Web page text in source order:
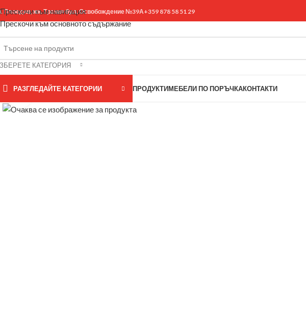
Прескочи към навигация
Прескочи към основното съдържание
Пловдив, жк. Тракия бул. Освобождение №39А+359 878 58 51 29
КАТЕГОРИЯ
РАЗГЛЕДАЙТЕ КАТЕГОРИИ ПРОДУКТИМЕБЕЛИ ПО ПОРЪЧКАКОНТАКТИ
Щракнете за уголемяване